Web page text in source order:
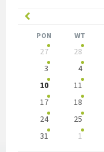
Poprzedni
miesiąc
PON WT
kalendarzowe
27 28
3
4
10
11
17
18
24
25
31
1